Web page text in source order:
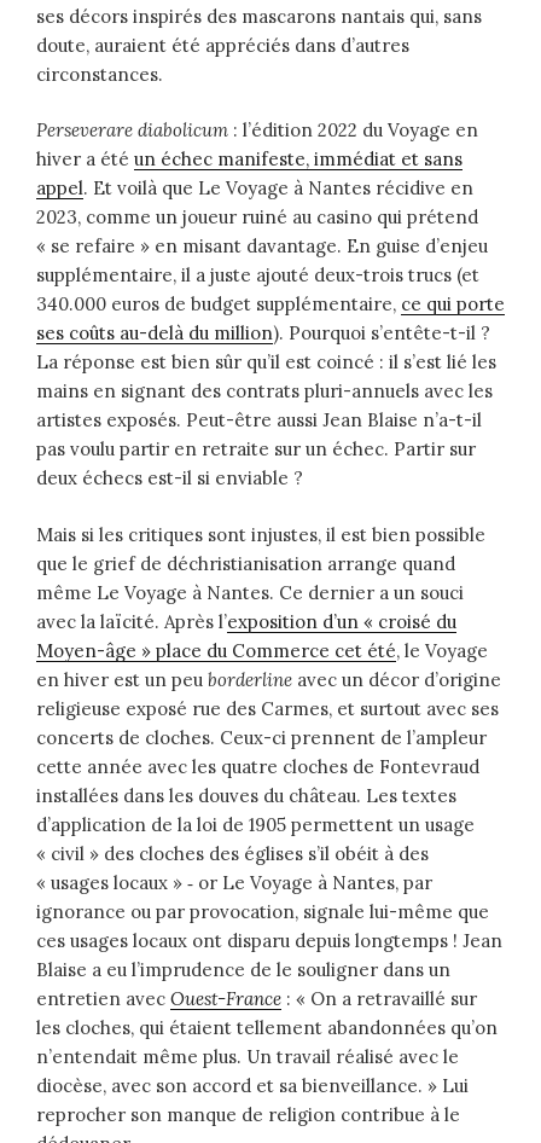
ses décors inspirés des mascarons nantais qui, sans
doute, auraient été appréciés dans d’autres
circonstances.
Perseverare diabolicum : l’édition 2022 du Voyage en
hiver a été un échec manifeste, immédiat et sans
appel. Et voilà que Le Voyage à Nantes récidive en
2023, comme un joueur ruiné au casino qui prétend
« se refaire » en misant davantage. En guise d’enjeu
supplémentaire, il a juste ajouté deux-trois trucs (et
340.000 euros de budget supplémentaire, ce qui porte
ses coûts au-delà du million). Pourquoi s’entête-t-il ?
La réponse est bien sûr qu’il est coincé : il s’est lié les
mains en signant des contrats pluri-annuels avec les
artistes exposés. Peut-être aussi Jean Blaise n’a-t-il
pas voulu partir en retraite sur un échec. Partir sur
deux échecs est-il si enviable ?
Mais si les critiques sont injustes, il est bien possible
que le grief de déchristianisation arrange quand
même Le Voyage à Nantes. Ce dernier a un souci
avec la laïcité. Après l’exposition d’un « croisé du
Moyen-âge » place du Commerce cet été, le Voyage
en hiver est un peu borderline avec un décor d’origine
religieuse exposé rue des Carmes, et surtout avec ses
concerts de cloches. Ceux-ci prennent de l’ampleur
cette année avec les quatre cloches de Fontevraud
installées dans les douves du château. Les textes
d’application de la loi de 1905 permettent un usage
« civil » des cloches des églises s’il obéit à des
« usages locaux » ‑ or Le Voyage à Nantes, par
ignorance ou par provocation, signale lui-même que
ces usages locaux ont disparu depuis longtemps ! Jean
Blaise a eu l’imprudence de le souligner dans un
entretien avec Ouest-France : « On a retravaillé sur
les cloches, qui étaient tellement abandonnées qu’on
n’entendait même plus. Un travail réalisé avec le
diocèse, avec son accord et sa bienveillance. » Lui
reprocher son manque de religion contribue à le